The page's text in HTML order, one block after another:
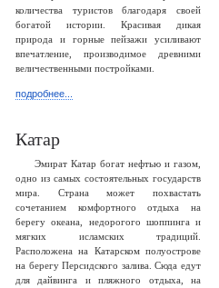
количества туристов благодаря своей
богатой истории. Красивая дикая
природа и горные пейзажи усиливают
впечатление, производимое древними
величественными постройками.
подробнее...
Катар
Эмират Катар богат нефтью и газом,
одно из самых состоятельных государств
мира. Страна может похвастать
сочетанием комфортного отдыха на
берегу океана, недорогого шоппинга и
мягких исламских традиций.
Расположена на Катарском полуострове
на берегу Персидского залива. Сюда едут
для дайвинга и пляжного отдыха, на